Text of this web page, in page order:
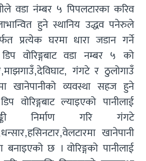
वडा नंम्बर ५ पिपलटारका करिव
हुने स्थानिय उद्धव पनेरुले
प्रत्येक घरमा धारा जडान गर्ने
वोरिङ्गबाट वडा नम्बर ५ को
गंगटे र ठुलोगाउँ
खानेपानीको व्यवस्था सहज हुने
वोरिङ्गबाट ल्याइएको पानीलाई
निर्माण गरि गंगटे
खानेपानी
बनाइएको छ । वोरिङ्गको पानीलाई